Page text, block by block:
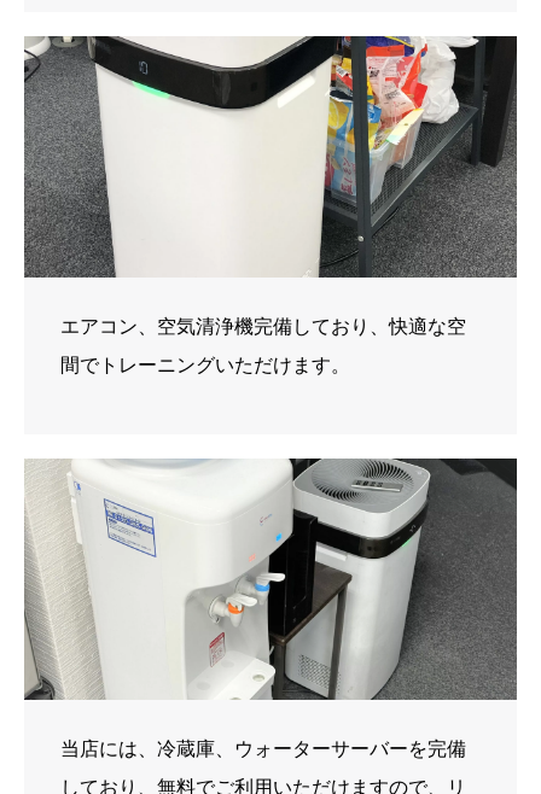
エアコン、空気清浄機完備しており、快適な空
間でトレーニングいただけます。
当店には、冷蔵庫、ウォーターサーバーを完備
しており、無料でご利用いただけますので、リ